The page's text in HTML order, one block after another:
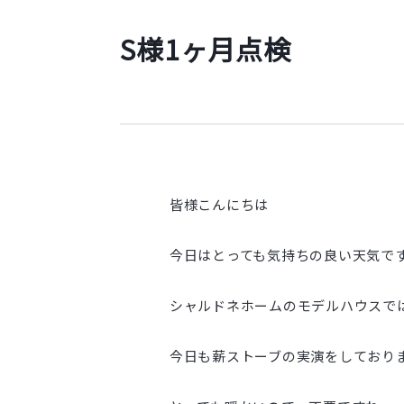
S様1ヶ月点検
皆様こんにちは
今日はとっても気持ちの良い天気で
シャルドネホームのモデルハウスで
今日も薪ストーブの実演をしており